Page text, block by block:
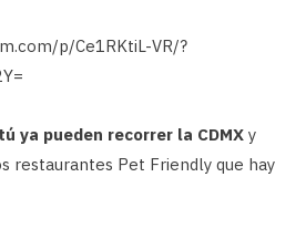
p/Ce1RKtiL-VR/?
ya pueden recorrer la CDMX y
restaurantes Pet Friendly que hay